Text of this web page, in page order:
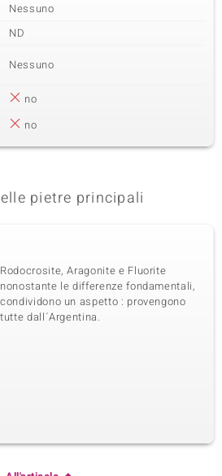
Nessuno
ND
Nessuno
no
no
pietre principali
Rodocrosite, Aragonite e Fluorite
nonostante le differenze fondamentali,
condividono un aspetto : provengono
tutte dall´Argentina.